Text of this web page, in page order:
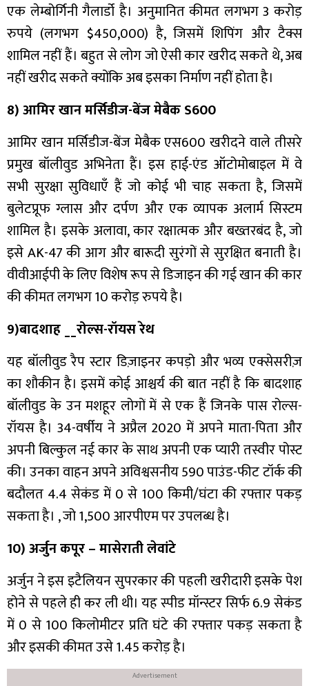
एक लेम्बोर्गिनी गैलार्डो है। अनुमानित कीमत लगभग 3 करोड़
रुपये (लगभग $450,000) है, जिसमें शिपिंग और टैक्स
शामिल नहीं हैं। बहुत से लोग जो ऐसी कार खरीद सकते थे, अब
नहीं खरीद सकते क्योंकि अब इसका निर्माण नहीं होता है।
8) आमिर खान मर्सिडीज-बेंज मेबैक S600
आमिर खान मर्सिडीज-बेंज मेबैक एस600 खरीदने वाले तीसरे
प्रमुख बॉलीवुड अभिनेता हैं। इस हाई-एंड ऑटोमोबाइल में वे
सभी सुरक्षा सुविधाएँ हैं जो कोई भी चाह सकता है, जिसमें
बुलेटप्रूफ ग्लास और दर्पण और एक व्यापक अलार्म सिस्टम
शामिल है। इसके अलावा, कार रक्षात्मक और बख्तरबंद है, जो
इसे AK-47 की आग और बारूदी सुरंगों से सुरक्षित बनाती है।
वीवीआईपी के लिए विशेष रूप से डिजाइन की गई खान की कार
की कीमत लगभग 10 करोड़ रुपये है।
9)बादशाह __रोल्स-रॉयस रेथ
यह बॉलीवुड रैप स्टार डिज़ाइनर कपड़ो और भव्य एक्सेसरीज़
का शौकीन है। इसमें कोई आश्चर्य की बात नहीं है कि बादशाह
बॉलीवुड के उन मशहूर लोगों में से एक हैं जिनके पास रोल्स-
रॉयस है। 34-वर्षीय ने अप्रैल 2020 में अपने माता-पिता और
अपनी बिल्कुल नई कार के साथ अपनी एक प्यारी तस्वीर पोस्ट
की। उनका वाहन अपने अविश्वसनीय 590 पाउंड-फीट टॉर्क की
बदौलत 4.4 सेकंड में 0 से 100 किमी/घंटा की रफ्तार पकड़
सकता है। , जो 1,500 आरपीएम पर उपलब्ध है।
10) अर्जुन कपूर – मासेराती लेवांटे
अर्जुन ने इस इटैलियन सुपरकार की पहली खरीदारी इसके पेश
होने से पहले ही कर ली थी। यह स्पीड मॉन्स्टर सिर्फ 6.9 सेकंड
में 0 से 100 किलोमीटर प्रति घंटे की रफ्तार पकड़ सकता है
और इसकी कीमत उसे 1.45 करोड़ है।